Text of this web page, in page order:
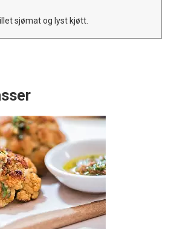
sjømat og lyst kjøtt.